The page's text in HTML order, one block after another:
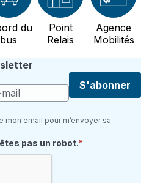
du
bus
Point
Relais
Agence
Mobilités
S'abonner
mon email pour m’envoyer sa
pas un robot.